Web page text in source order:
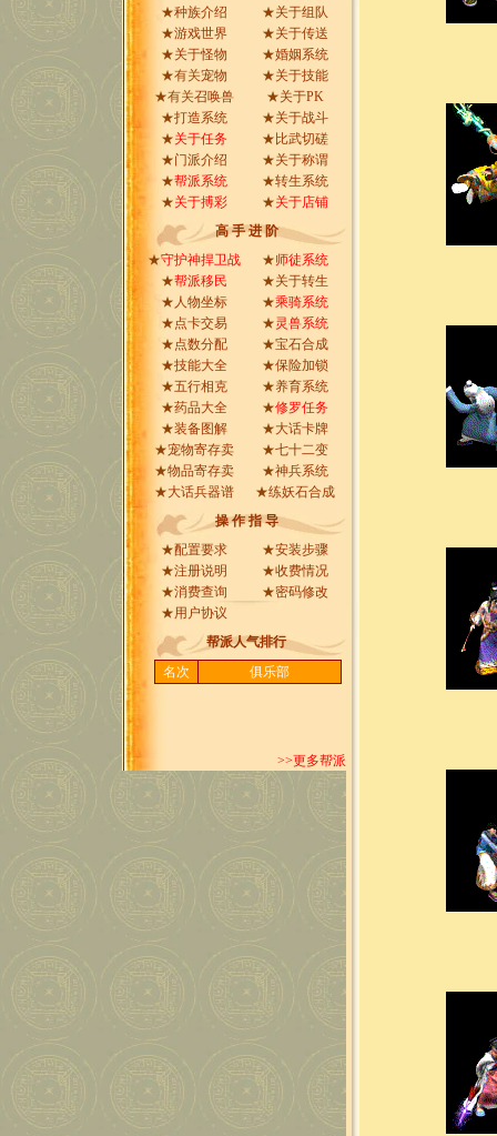
★种族介绍 ★关于组队
★游戏世界 ★关于传送
★关于怪物 ★婚姻系统
★有关宠物 ★关于技能
★有关召唤兽 ★关于PK
★打造系统 ★关于战斗
★关于任务 ★ 比武切磋
★门派介绍 ★关于称谓
★帮派系统 ★转生系统
★关于搏彩 ★关于店铺
高 手 进 阶
★守护神捍卫战 ★师徒系统
★帮派移民 ★关于转生
★ 人物坐标 ★乘骑系统
★点卡交易 ★灵兽系统
★点数分配 ★宝石合成
★技能大全 ★保险加锁
★五行相克 ★养育系统
★药品大全 ★修罗任务
★装备图解 ★大话卡牌
★宠物寄存卖 ★七十二变
★物品寄存卖 ★神兵系统
★大话兵器谱 ★练妖石合成
操 作 指 导
★配置要求 ★安装步骤
★注册说明 ★收费情况
★消费查询 ★密码修改
★用户协议
帮派人气排行
名次
俱乐部
>>更多帮派